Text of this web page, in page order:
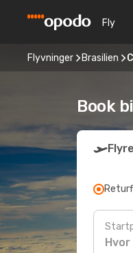
Fly
Flyvninger Brasilien
Book